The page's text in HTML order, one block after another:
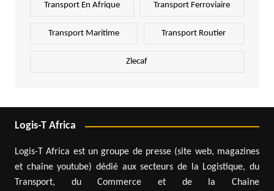
Transport En Afrique Transport Ferroviaire
Transport Maritime Transport Routier
Zlecaf
Logis-T Africa
Logis-T Africa est un groupe de presse (site web, magazines
et chaîne youtube) dédié aux secteurs de la Logistique, du
Transport, du Commerce et de la Chaîne